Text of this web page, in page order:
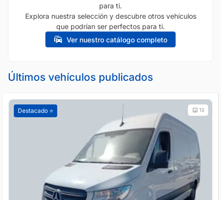
para ti.
Explora nuestra selección y descubre otros vehículos
que podrían ser perfectos para ti.
Ver nuestro catálogo completo
Últimos vehículos publicados
Destacado ⭐️ 13